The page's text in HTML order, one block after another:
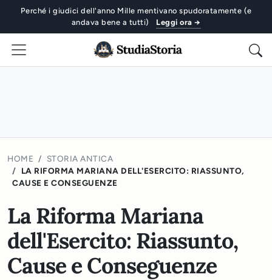
Perché i giudici dell'anno Mille mentivano spudoratamente (e
andava bene a tutti)
Leggi ora →
HOME
STORIA ANTICA
LA RIFORMA MARIANA DELL'ESERCITO: RIASSUNTO,
CAUSE E CONSEGUENZE
La Riforma Mariana
dell'Esercito: Riassunto,
Cause e Conseguenze